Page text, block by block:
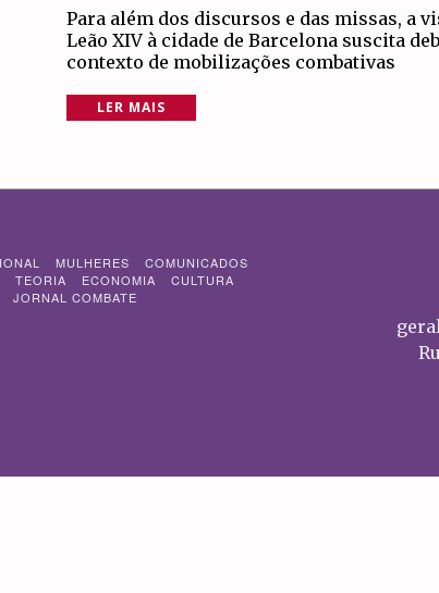
Para além dos discursos e das missas, a
Leão XIV à cidade de Barcelona suscita
contexto de mobilizações combativas
LER MAIS
MULHERES
COMUNICADOS
TEORIA ECONOMIA
CULTURA
JORNAL COMBATE